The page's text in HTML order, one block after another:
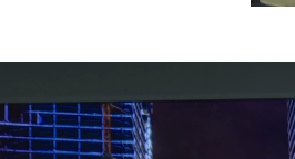
节的低效率、高风险问
本地处理”春晚现场大屏